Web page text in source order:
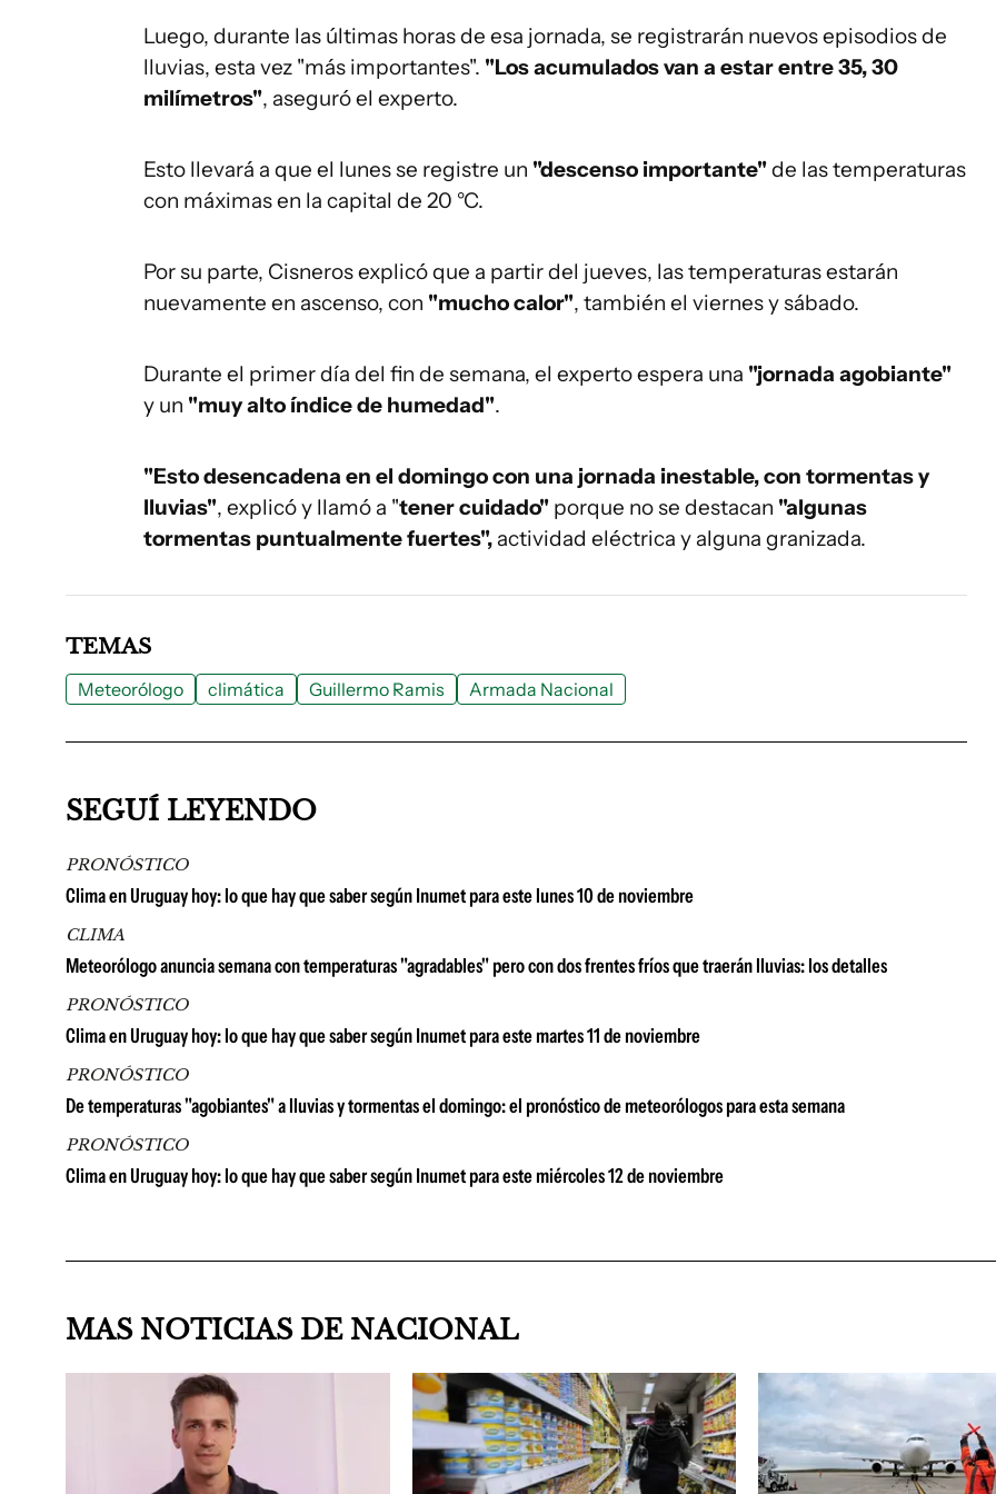
Luego, durante las últimas horas de esa jornada, se registrarán nuevos episodios de
lluvias, esta vez "más importantes". "Los acumulados van a estar entre 35, 30
milímetros", aseguró el experto.
Esto llevará a que el lunes se registre un "descenso importante"de las temperaturas
con máximas en la capital de 20 °C.
Por su parte, Cisneros explicó que a partir del jueves, las temperaturas estarán
nuevamente en ascenso, con "mucho calor", también el viernes y sábado.
Durante el primer día del fin de semana, el experto espera una "jornada agobiante"
y un "muy alto índice de humedad".
"Esto desencadena en el domingo con una jornada inestable, con tormentas y
lluvias", explicó y llamó a "tener cuidado" porque no se destacan "algunas
tormentas puntualmente fuertes", actividad eléctrica y alguna granizada.
TEMAS
Meteorólogo climática Guillermo Ramis Armada Nacional
SEGUÍ LEYENDO
PRONÓSTICO
Clima en Uruguay hoy: lo que hay que saber según Inumet para este lunes 10 de noviembre
CLIMA
Meteorólogo anuncia semana con temperaturas "agradables" pero con dos frentes fríos que traerán lluvias: los detalles
PRONÓSTICO
Clima en Uruguay hoy: lo que hay que saber según Inumet para este martes 11 de noviembre
PRONÓSTICO
De temperaturas "agobiantes" a lluvias y tormentas el domingo: el pronóstico de meteorólogos para esta semana
PRONÓSTICO
Clima en Uruguay hoy: lo que hay que saber según Inumet para este miércoles 12 de noviembre
MAS NOTICIAS DE NACIONAL